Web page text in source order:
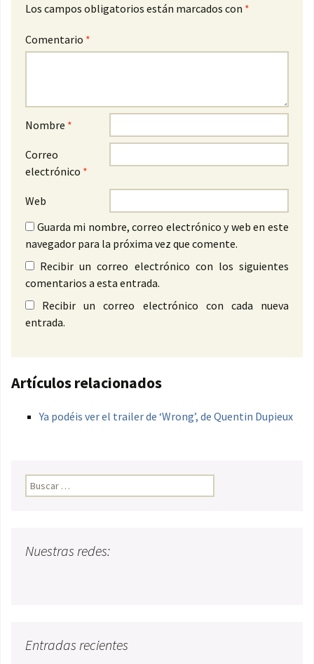
Los campos obligatorios están marcados con *
Comentario *
Nombre *
Correo
electrónico *
Web
Guarda mi nombre, correo electrónico y web en este
navegador para la próxima vez que comente.
Recibir un correo electrónico con los siguientes
comentarios a esta entrada.
Recibir un correo electrónico con cada nueva
entrada.
Artículos relacionados
Ya podéis ver el trailer de ‘Wrong’, de Quentin Dupieux
Buscar:
Nuestras redes:
Entradas recientes